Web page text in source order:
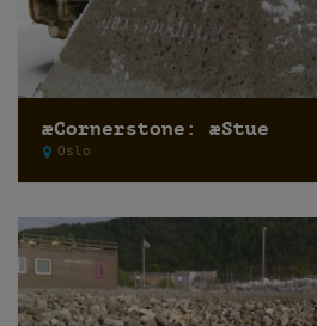
æCornerstone: æStue
Oslo